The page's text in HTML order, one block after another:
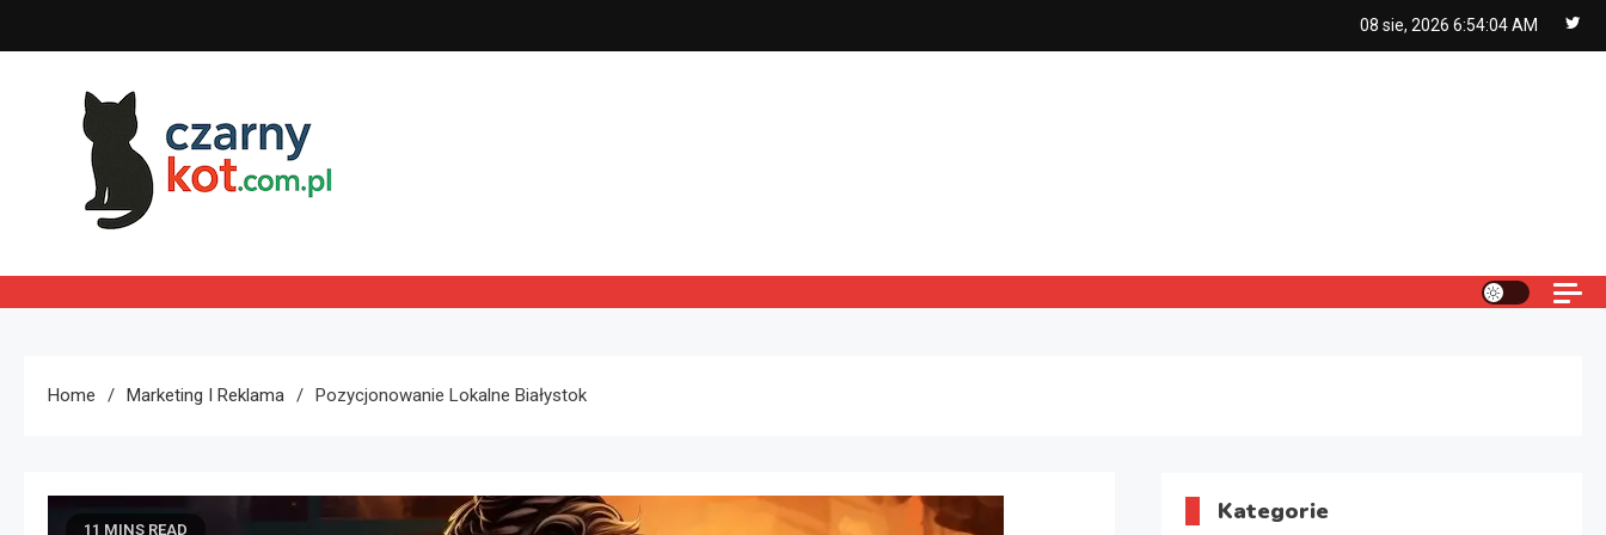
to
08 sie, 2026 6:54:05 AM
Czarny kot
Home Marketing I Reklama Pozycjonowanie Lokalne Białystok
11 MINS READ
Kategorie